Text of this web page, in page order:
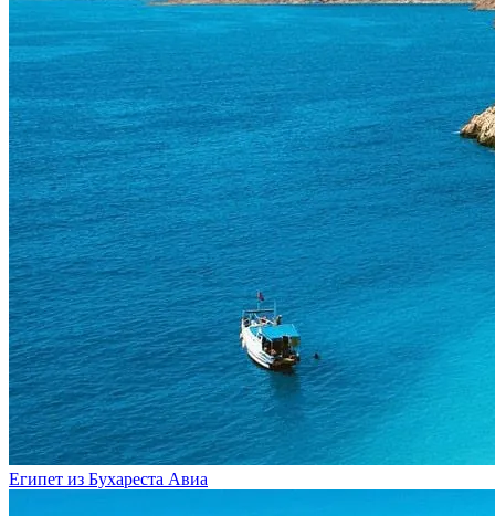
Египет из Бухареста Авиа